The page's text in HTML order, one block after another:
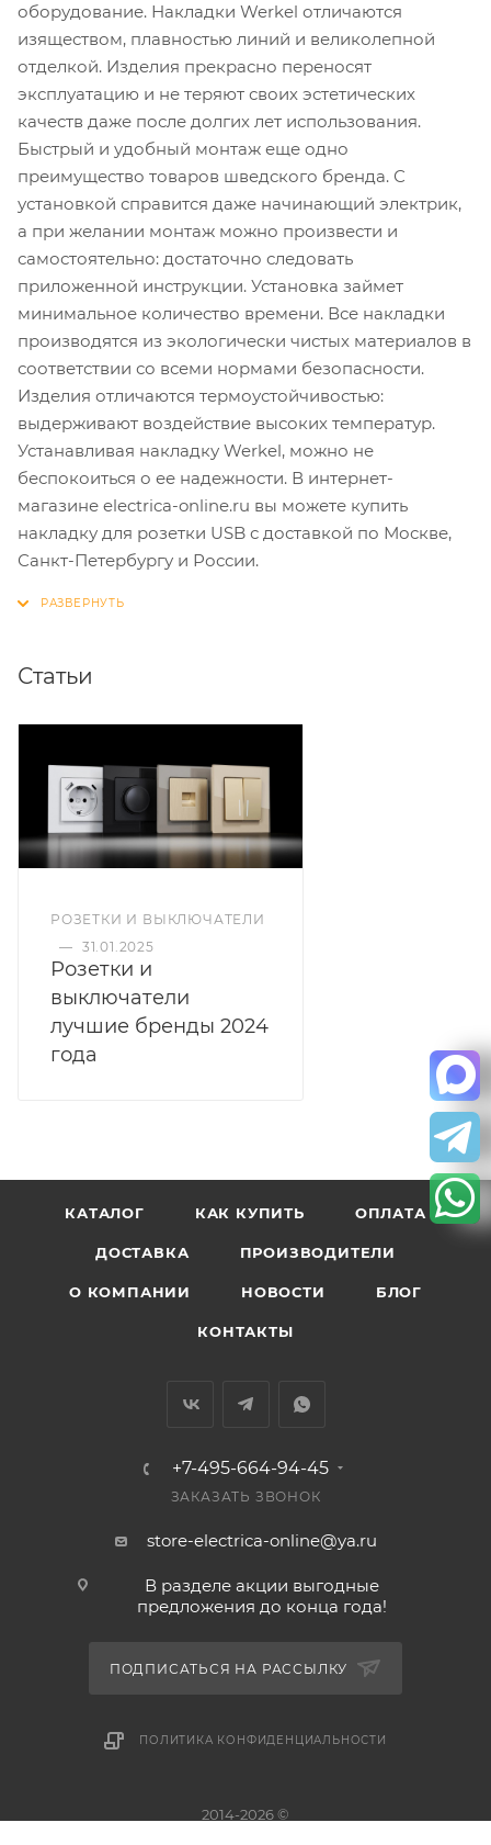
оборудование. Накладки Werkel отличаются
изяществом, плавностью линий и великолепной
отделкой. Изделия прекрасно переносят
эксплуатацию и не теряют своих эстетических
качеств даже после долгих лет использования.
Быстрый и удобный монтаж еще одно
преимущество товаров шведского бренда. С
установкой справится даже начинающий электрик,
а при желании монтаж можно произвести и
самостоятельно: достаточно следовать
приложенной инструкции. Установка займет
минимальное количество времени. Все накладки
производятся из экологически чистых материалов в
соответствии со всеми нормами безопасности.
Изделия отличаются термоустойчивостью:
выдерживают воздействие высоких температур.
Устанавливая накладку Werkel, можно не
беспокоиться о ее надежности. В интернет-
магазине electrica-online.ru вы можете купить
накладку для розетки USB с доставкой по Москве,
Санкт-Петербургу и России.
Статьи
РОЗЕТКИ И ВЫКЛЮЧАТЕЛИ
— 31.01.2025
Розетки и
выключатели
лучшие бренды 2024
года
КАТАЛОГ КАК КУПИТЬ ОПЛАТА
ДОСТАВКА ПРОИЗВОДИТЕЛИ
О КОМПАНИИ НОВОСТИ БЛОГ
КОНТАКТЫ
+7-495-664-94-45
ЗАКАЗАТЬ ЗВОНОК
store-electrica-online@ya.ru
В разделе акции выгодные
предложения до конца года!
ПОДПИСАТЬСЯ НА РАССЫЛКУ
ПОЛИТИКА КОНФИДЕНЦИАЛЬНОСТИ
2014-2026 ©